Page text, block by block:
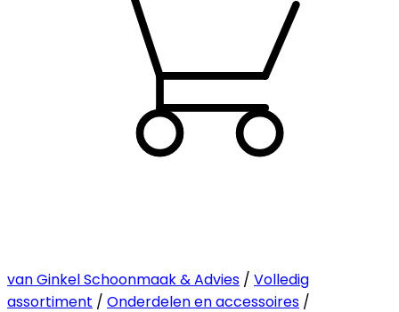
van Ginkel Schoonmaak & Advies / Volledig
assortiment / Onderdelen en accessoires /